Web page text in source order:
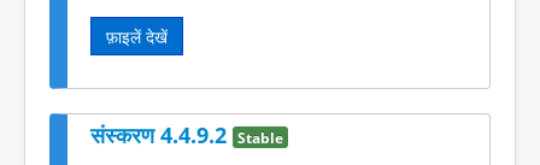
फ़ाइलें देखें
संस्करण 4.4.9.2 Stable